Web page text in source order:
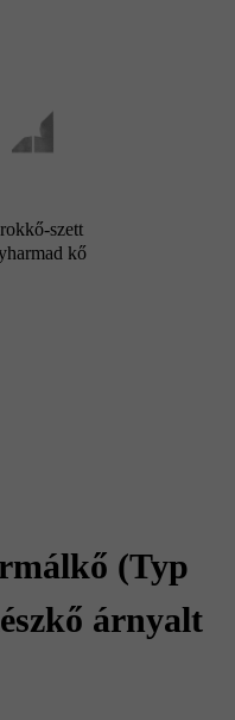
szett
kő
(Typ
árnyalt